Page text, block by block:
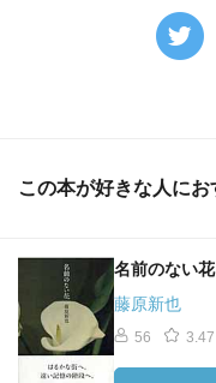
この本が好きな人に
名前のない花
藤原新也
56 3.47